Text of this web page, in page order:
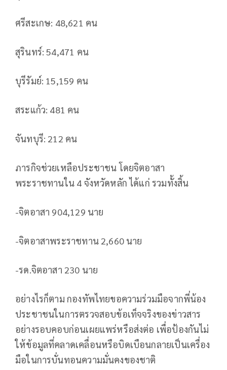
ศรีสะเกษ: 48,621 คน
สุรินทร์: 54,471 คน
บุรีรัมย์: 15,159 คน
สระแก้ว: 481 คน
จันทบุรี: 212 คน
ภารกิจช่วยเหลือประชาชน โดยจิตอาสา
พระราชทานใน 4 จังหวัดหลัก ได้แก่ รวมทั้งสิ้น
-จิตอาสา 904,129 นาย
-จิตอาสาพระราชทาน 2,660 นาย
-รด.จิตอาสา 230 นาย
อย่างไรก็ตาม กองทัพไทยขอความร่วมมือจากพี่น้อง
ประชาชนในการตรวจสอบข้อเท็จจริงของข่าวสาร
อย่างรอบคอบก่อนเผยแพร่หรือส่งต่อ เพื่อป้องกันไม่
ให้ข้อมูลที่คลาดเคลื่อนหรือบิดเบือนกลายเป็นเครื่อง
มือในการบั่นทอนความมั่นคงของชาติ